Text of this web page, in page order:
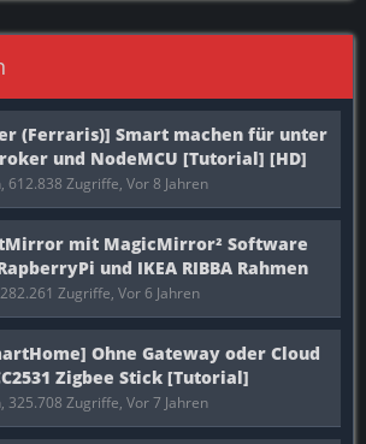
(Ferraris)] Smart machen für unter
und NodeMCU [Tutorial] [HD]
612.838 Zugriffe, Vor 8 Jahren
mit MagicMirror² Software
und IKEA RIBBA Rahmen
Zugriffe, Vor 6 Jahren
Ohne Gateway oder Cloud
Zigbee Stick [Tutorial]
325.708 Zugriffe, Vor 7 Jahren